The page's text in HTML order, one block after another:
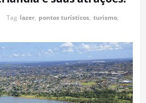
Tag lazer, pontos turísticos, turismo,